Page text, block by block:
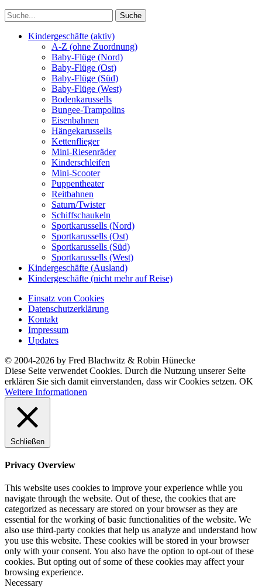
Kindergeschäfte (aktiv)
A-Z (ohne Zuordnung)
Baby-Flüge (Nord)
Baby-Flüge (Ost)
Baby-Flüge (Süd)
Baby-Flüge (West)
Bodenkarussells
Bungee-Trampolins
Eisenbahnen
Hängekarussells
Kettenflieger
Mini-Riesenräder
Kinderschleifen
Mini-Scooter
Puppentheater
Reitbahnen
Saturn/Twister
Schiffschaukeln
Sportkarussells (Nord)
Sportkarussells (Ost)
Sportkarussells (Süd)
Sportkarussells (West)
Kindergeschäfte (Ausland)
Kindergeschäfte (nicht mehr auf Reise)
Einsatz von Cookies
Datenschutzerklärung
Kontakt
Impressum
Updates
© 2004-2026 by Fred Blachwitz & Robin Hünecke
Diese Seite verwendet Cookies. Durch die Nutzung unserer Seite
erklären Sie sich damit einverstanden, dass wir Cookies setzen. OK
Weitere Informationen
Schließen
Privacy Overview
This website uses cookies to improve your experience while you
navigate through the website. Out of these, the cookies that are
categorized as necessary are stored on your browser as they are
essential for the working of basic functionalities of the website. We
also use third-party cookies that help us analyze and understand how
you use this website. These cookies will be stored in your browser
only with your consent. You also have the option to opt-out of these
cookies. But opting out of some of these cookies may affect your
browsing experience.
Necessary